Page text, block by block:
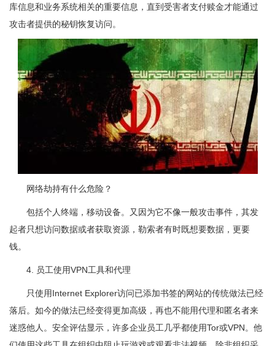
库信息和业务系统相关的重要信息，直到受害者支付赎金才能通过
攻击者提供的秘钥恢复访问。
网络劫持有什么危险？
包括个人终端，移动设备。又因为它不像一般攻击事件，其发
起者只想访问数据或者获取资源，勒索者有时既想要数据，更要
钱。
4. 员工使用VPN工具和代理
只使用Internet Explorer访问已添加书签的网站的传统做法已经
落后。如今的做法已经变得更加高级，再也不能用代理和匿名者来
迷惑他人。安全评估显示，许多企业员工几乎都使用Tor或VPN。他